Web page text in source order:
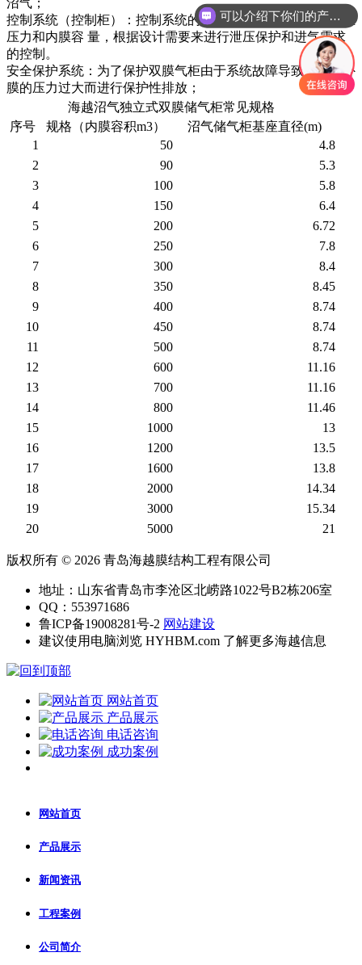
控制系统（控制柜）：控制系统的主要作用是检测沼气储气柜
压力和内膜容 量，根据设计需要来进行泄压保护和进气需求
的控制。
安全保护系统：为了保护双膜气柜由于系统故障导致内膜或外
膜的压力过大而进行保护性排放；
海越沼气独立式双膜储气柜常见规格
序号
规格（内膜容积m3）
沼气储气柜基座直径(m)
1
50
4.8
2
90
5.3
3
100
5.8
4
150
6.4
5
200
6.72
6
250
7.8
7
300
8.4
8
350
8.45
9
400
8.74
10
450
8.74
11
500
8.74
12
600
11.16
13
700
11.16
14
800
11.46
15
1000
13
16
1200
13.5
17
1600
13.8
18
2000
14.34
19
3000
15.34
20
5000 21
版权所有 © 2026 青岛海越膜结构工程有限公司
地址：山东省青岛市李沧区北崂路1022号B2栋206室
QQ：553971686
鲁ICP备19008281号-2 网站建设
建议使用电脑浏览 HYHBM.com 了解更多海越信息
网站首页
产品展示
电话咨询
成功案例
网站首页
产品展示
新闻资讯
工程案例
公司简介
可以介绍下你们的产品么？